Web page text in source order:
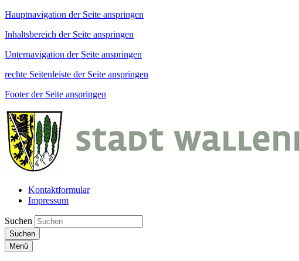
Hauptnavigation der Seite anspringen
Inhaltsbereich der Seite anspringen
Unternavigation der Seite anspringen
rechte Seitenleiste der Seite anspringen
Footer der Seite anspringen
Kontaktformular
Impressum
Suchen
Suchen
Menü